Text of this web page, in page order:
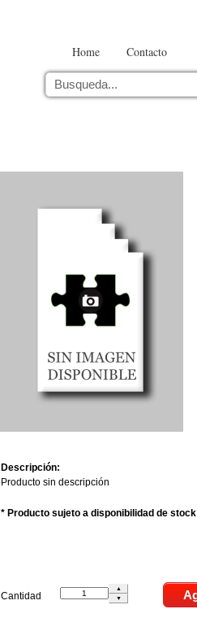
Home Contacto
Descripción:
Producto sin descripción
* Producto sujeto a disponibilidad de stock
Cantidad